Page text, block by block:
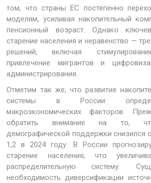
том, что страны ЕС постепенно
моделям, усиливая накопительный
пенсионный возраст. Однако
старение населения и неравенство —
решений, включая
привлечение мигрантов и
администрирования.
Отметим так же, что развитие
системы в России
макроэкономических факторов.
обратить внимание на то,
демографической поддержки снизился
1,2 в 2024 году. В России
старение населения, что
распределительную систему.
необходимость диверсификации